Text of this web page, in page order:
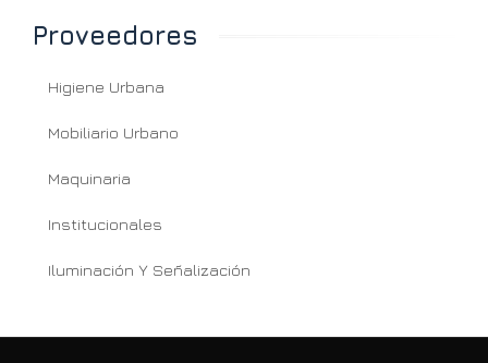
Proveedores
Higiene Urbana
Mobiliario Urbano
Maquinaria
Institucionales
Iluminación Y Señalización